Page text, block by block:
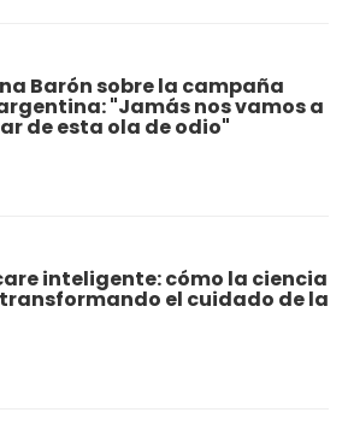
Barón sobre la campaña
"Jamás nos vamos a
de esta ola de odio"
inteligente: cómo la ciencia
el cuidado de la